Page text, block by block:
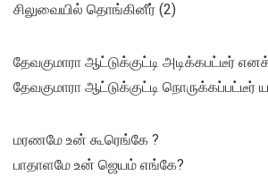
சிலுவையில் தொங்கினீர் (2)
தேவகுமாரா ஆட்டுக்குட்டி அடிக்கபட்டீர்
தேவகுமாரா ஆட்டுக்குட்டி நொருக்கப்பட்டீர்
மரணமே உன் கூரெங்கே ?
பாதாளமே உன் ஜெயம் எங்கே?